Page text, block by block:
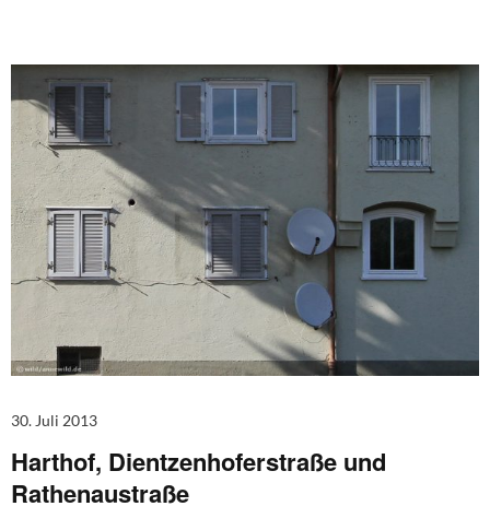
30. Juli 2013
Harthof, Dientzenhoferstraße und
Rathenaustraße